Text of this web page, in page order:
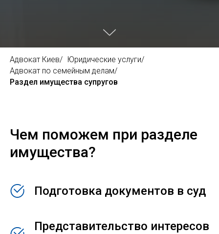
Адвокат Киев/ Юридические услуги/
Адвокат по семейным делам/
Раздел имущества супругов
Чем поможем при разделе
имущества?
Подготовка документов в суд
Представительство интересов